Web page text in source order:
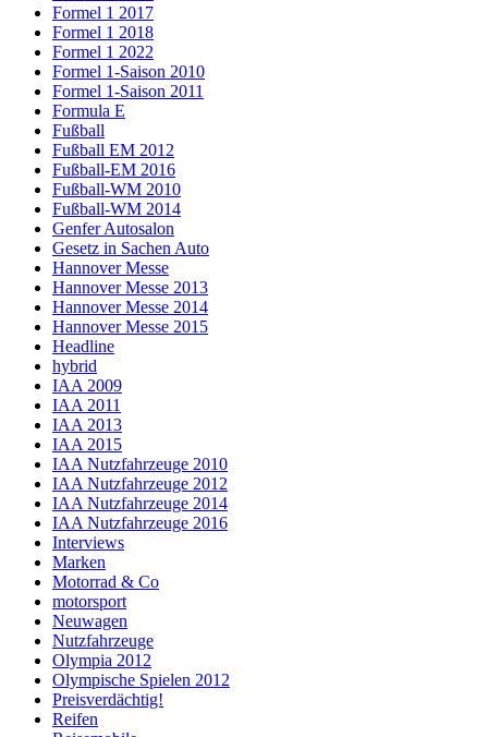
Formel 1 2017
Formel 1 2018
Formel 1 2022
Formel 1-Saison 2010
Formel 1-Saison 2011
Formula E
Fußball
Fußball EM 2012
Fußball-EM 2016
Fußball-WM 2010
Fußball-WM 2014
Genfer Autosalon
Gesetz in Sachen Auto
Hannover Messe
Hannover Messe 2013
Hannover Messe 2014
Hannover Messe 2015
Headline
hybrid
IAA 2009
IAA 2011
IAA 2013
IAA 2015
IAA Nutzfahrzeuge 2010
IAA Nutzfahrzeuge 2012
IAA Nutzfahrzeuge 2014
IAA Nutzfahrzeuge 2016
Interviews
Marken
Motorrad & Co
motorsport
Neuwagen
Nutzfahrzeuge
Olympia 2012
Olympische Spielen 2012
Preisverdächtig!
Reifen